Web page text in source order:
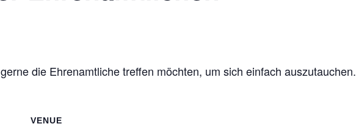
die Ehrenamtliche treffen möchten, um sich einfach auszutauchen.
VENUE